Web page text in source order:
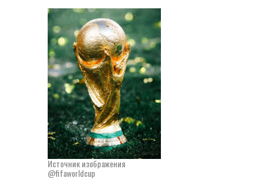
Источник изображения
@fifaworldcup